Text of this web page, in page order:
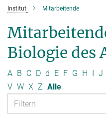
Institut Mitarbeitende
Biologie des
A B C D d E F G H I J
V W X Z Alle